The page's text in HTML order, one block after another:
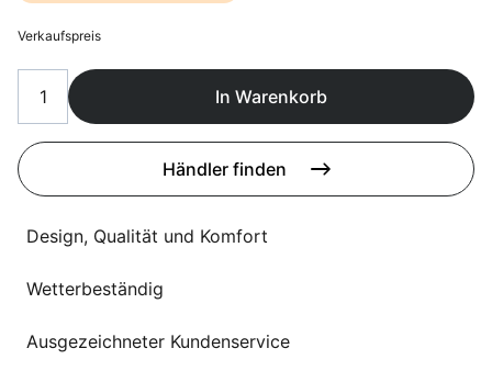
Sprachwahl
Verkaufspreis
In Warenkorb
Händler finden
Design, Qualität und Komfort
Wetterbeständig
Ausgezeichneter Kundenservice